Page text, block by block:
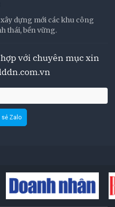
dựng mới các khu công
thái, bền vững.
với chuyên mục xin
sẻ Zalo